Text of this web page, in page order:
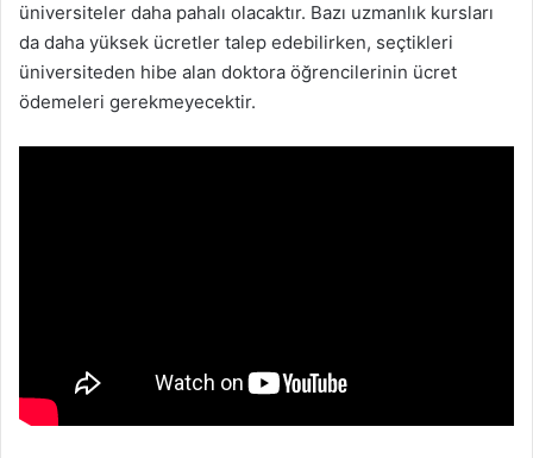
üniversiteler daha pahalı olacaktır. Bazı uzmanlık kursları
da daha yüksek ücretler talep edebilirken, seçtikleri
üniversiteden hibe alan doktora öğrencilerinin ücret
ödemeleri gerekmeyecektir.